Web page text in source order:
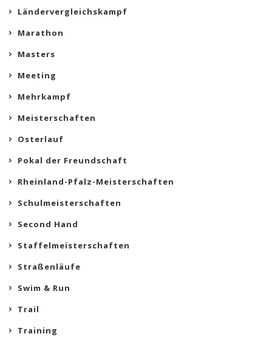
Ländervergleichskampf
Marathon
Masters
Meeting
Mehrkampf
Meisterschaften
Osterlauf
Pokal der Freundschaft
Rheinland-Pfalz-Meisterschaften
Schulmeisterschaften
Second Hand
Staffelmeisterschaften
Straßenläufe
Swim & Run
Trail
Training